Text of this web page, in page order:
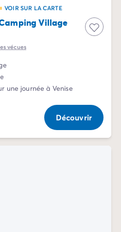
VOIR SUR LA CARTE
Village
vécues
une journée à Venise
Découvrir